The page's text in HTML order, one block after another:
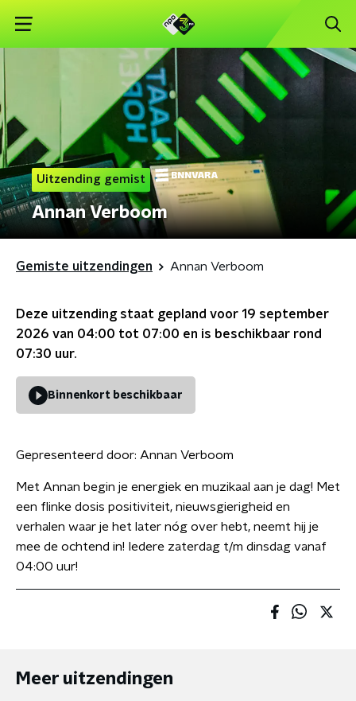
Uitzending gemist
Annan Verboom
Gemiste uitzendingen Annan Verboom
Deze uitzending staat gepland voor 19 september
2026 van 04:00 tot 07:00 en is beschikbaar rond
07:30 uur.
Binnenkort beschikbaar
Gepresenteerd door: Annan Verboom
Met Annan begin je energiek en muzikaal aan je dag! Met
een flinke dosis positiviteit, nieuwsgierigheid en
verhalen waar je het later nóg over hebt, neemt hij je
mee de ochtend in! Iedere zaterdag t/m dinsdag vanaf
04:00 uur!
Meer uitzendingen